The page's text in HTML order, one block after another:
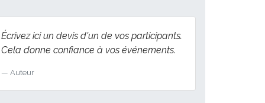
Écrivez ici un devis d'un de vos participants.
Cela donne confiance à vos événements.
Auteur